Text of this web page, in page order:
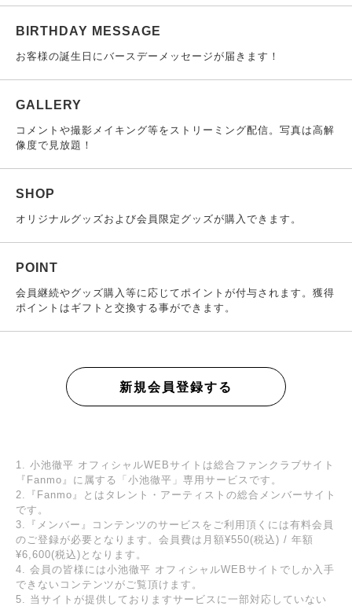
BIRTHDAY MESSAGE
お客様の誕生日にバースデーメッセージが届きます！
GALLERY
コメントや撮影メイキング等をストリーミング配信。写真は高解
像度で見放題！
SHOP
オリジナルグッズおよび会員限定グッズが購入できます。
POINT
会員継続やグッズ購入等に応じてポイントが付与されます。獲得
ポイントはギフトと交換する事ができます。
新規会員登録する
1. 小池徹平 オフィシャルWEBサイトは総合ファンクラブサイト
『Fanmo』に属する「小池徹平」専用サービスです。
2.『Fanmo』とはタレント・アーティストの総合メンバーサイト
です。
3.『メンバー』コンテンツのサービスをご利用頂くには有料会員
のご登録が必要となります。会員費は月額¥550(税込) / 年額
¥6,600(税込)となります。
4. 会員の皆様には小池徹平 オフィシャルWEBサイトでしか入手
できないコンテンツがご覧頂けます。
5. 当サイトが提供しておりますサービスに一部対応していない